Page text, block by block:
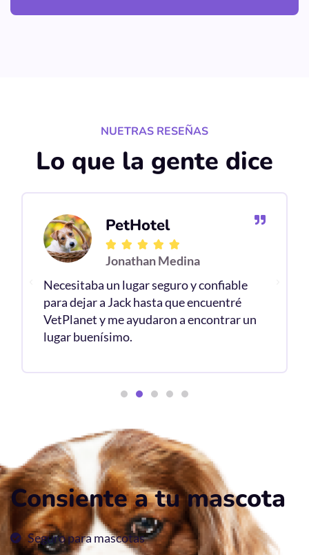
NUETRAS RESEÑAS
Lo que la gente dice
PetHotel
    
Jonathan Medina
Necesitaba un lugar seguro y confiable
para dejar a Jack hasta que encuentré
VetPlanet y me ayudaron a encontrar un
lugar buenísimo.
Consiente a tu mascota
Seguro para mascotas